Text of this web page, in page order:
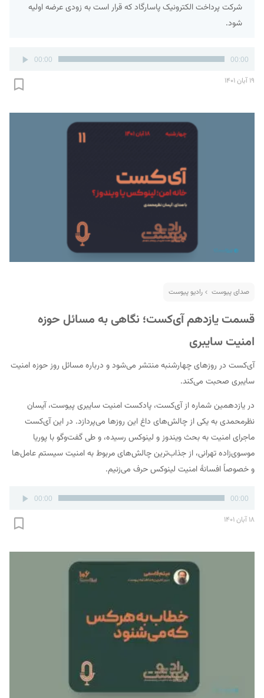
شرکت پرداخت الکترونیک پاسارگاد که قرار است به زودی عرضه اولیه
شود.
پخش‌کننده
صوت
00:00 00:00
۱۹ آبان ۱۴۰۱
صدای پیوست رادیو پیوست
قسمت یازدهم آی‌کست؛ نگاهی به مسائل حوزه
امنیت سایبری
آی‌کست در روزهای چهارشنبه منتشر می‌شود و درباره مسائل روز حوزه امنیت
سایبری صحبت می‌کند.
در یازدهمین شماره از آی‌کست، پادکست امنیت سایبری پیوست، آیسان
نظرمحمدی به یکی از چالش‌های داغ این روزها می‌پردازد. در این آی‌کست
ماجرای امنیت به بحث ویندوز و لینوکس رسیده، و طی گفت‌وگو با پوریا
موسوی‌زاده تهرانی، از جذاب‌ترین چالش‌های مربوط به امنیت سیستم‌ عامل‌ها
و خصوصاً افسانۀ امنیت لینوکس حرف می‌زنیم.
پخش‌کننده
صوت
00:00 00:00
۱۸ آبان ۱۴۰۱